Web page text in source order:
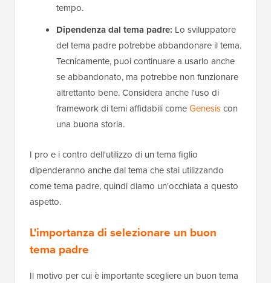
tempo.
Dipendenza dal tema padre: Lo sviluppatore
del tema padre potrebbe abbandonare il tema.
Tecnicamente, puoi continuare a usarlo anche
se abbandonato, ma potrebbe non funzionare
altrettanto bene. Considera anche l'uso di
framework di temi affidabili comeGenesiscon
una buona storia.
I pro e i contro dell'utilizzo di un tema figlio
dipenderanno anche dal tema che stai utilizzando
come tema padre, quindi diamo un'occhiata a questo
aspetto.
L'importanza di selezionare un buon
tema padre
Il motivo per cui è importante scegliere un buon tema